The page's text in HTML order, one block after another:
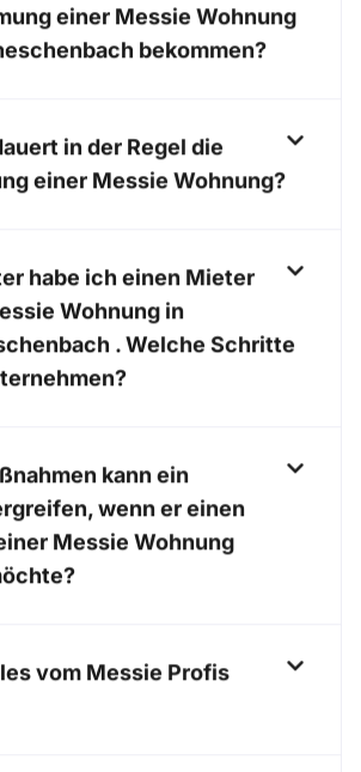
einer Messie Wohnung
bekommen?
in der Regel die
einer Messie Wohnung?
habe ich einen Mieter
Wohnung in
. Welche Schritte
kann ein
wenn er einen
Messie Wohnung
vom Messie Profis